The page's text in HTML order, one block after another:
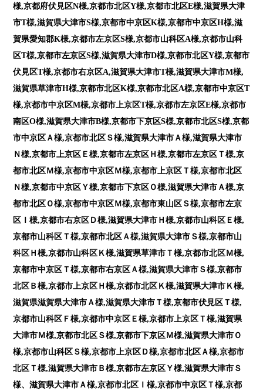
様,京都府伏見区N様,京都市北区Y様,京都市北区E様,滋賀県大津
市T様,滋賀県大津市S様,京都市中京区K様,京都市中京区H様,滋
賀県愛知郡K様,京都市左京区S様,京都市山科区A様,京都市山科
区T様,京都市左京区S様,滋賀県大津市D様,京都市北区Y様,京都市
伏見区T様,京都市右京区A,滋賀県大津市T様,滋賀県大津市M様,
滋賀県草津市H様,京都市北区K様,京都市北区A様,京都市中京区T
様,京都市中京区M様,京都市上京区T様,京都市左京区E様,京都市
南区O様,滋賀県大津市B様,京都市下京区S様,京都市北区S様,京都
市中京区Ａ様,京都市北区Ｓ様,滋賀県大津市Ａ様,滋賀県大津市
Ｎ様,京都市上京区Ｅ様,京都市左京区Ｈ様,京都市左京区Ｔ様,京
都市北区Ｍ様,京都市中京区Ｍ様,京都市上京区Ｔ様,京都市北区
Ｎ様,京都市中京区Ｙ様,京都市下京区Ｏ様,滋賀県大津市Ａ様,京
都市北区Ｏ様,京都市中京区Ｍ様,京都市東山区Ｓ様,京都市左京
区Ｉ様,京都市右京区Ｄ様,滋賀県大津市Ｈ様,京都市山科区Ｅ様,
京都市山科区Ｔ様,京都市北区Ａ様,滋賀県大津市Ｓ様,京都市山
科区Ｈ様,京都市山科区Ｋ様,滋賀県草津市Ｔ様,京都市北区Ｍ様,
京都市中京区Ｔ様,京都市右京区Ａ様,滋賀県大津市Ｓ様,京都市
北区Ｂ様,京都市上京区Ｈ様,京都市北区Ｋ様,滋賀県大津市Ｋ様,
滋賀県滋賀県大津市Ａ様,滋賀県大津市Ｔ様,京都市伏見区Ｔ様,
京都市山科区Ｆ様,京都市中京区Ｅ様,京都市上京区Ｔ様,滋賀県
大津市Ｍ様,京都市北区Ｓ様,京都市下京区Ｍ様,滋賀県大津市Ｏ
様,京都市山科区Ｓ様,京都市上京区Ｄ様,京都市北区Ａ様,京都市
北区Ｔ様,滋賀県大津市Ｂ様,京都市左京区Ｙ様,滋賀県大津市Ｓ
様、滋賀県大津市Ａ様,京都市北区Ｉ様,京都市中京区Ｔ様,京都